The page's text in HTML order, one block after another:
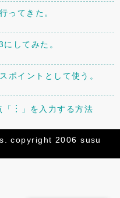
ってきた。
してみた。
イントとして使う。
︙」を入力する方法
16年前に作ったレイアウ
copyright 2006 susu